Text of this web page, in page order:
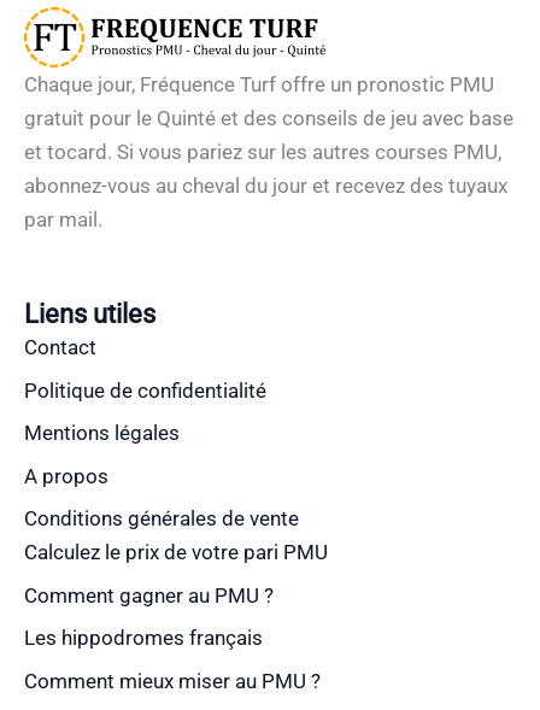
Chaque jour, Fréquence Turf offre un pronostic PMU
gratuit pour le Quinté et des conseils de jeu avec base
et tocard. Si vous pariez sur les autres courses PMU,
abonnez-vous au cheval du jour et recevez des tuyaux
par mail.
Liens utiles
Contact
Politique de confidentialité
Mentions légales
A propos
Conditions générales de vente
Calculez le prix de votre pari PMU
Comment gagner au PMU ?
Les hippodromes français
Comment mieux miser au PMU ?